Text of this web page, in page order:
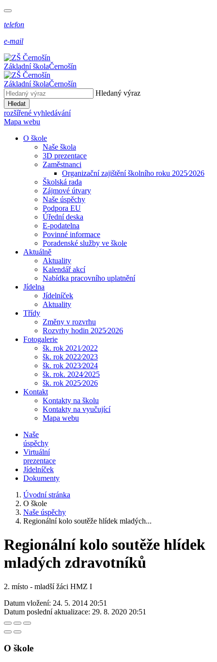
telefon
e-mail
Základní školaČernošín
Základní školaČernošín
Hledaný výraz
Hledat
rozšířené vyhledávání
Mapa webu
O škole
Naše škola
3D prezentace
Zaměstnanci
Organizační zajištění školního roku 2025⁄2026
Školská rada
Zájmové útvary
Naše úspěchy
Podpora EU
Úřední deska
E-podatelna
Povinné informace
Poradenské služby ve škole
Aktuálně
Aktuality
Kalendář akcí
Nabídka pracovního uplatnění
Jídelna
Jídelníček
Aktuality
Třídy
Změny v rozvrhu
Rozvrhy hodin 2025⁄2026
Fotogalerie
šk. rok 2021⁄2022
šk. rok 2022⁄2023
šk. rok 2023⁄2024
šk. rok. 2024⁄2025
šk. rok 2025⁄2026
Kontakt
Kontakty na školu
Kontakty na vyučující
Mapa webu
Naše
úspěchy
Virtuální
prezentace
Jídelníček
Dokumenty
Úvodní stránka
O škole
Naše úspěchy
Regionální kolo soutěže hlídek mladých...
Regionální kolo soutěže hlídek
mladých zdravotníků
2. místo - mladší žáci HMZ I
Datum vložení: 24. 5. 2014 20:51
Datum poslední aktualizace: 29. 8. 2020 20:51
O škole